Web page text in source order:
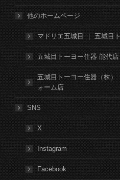
他のホームページ
マドリエ五城目 ｜ 五城目
五城目トーヨー住器 能代
五城目トーヨー住器（株
ォーム店
SNS
X
Instagram
Facebook